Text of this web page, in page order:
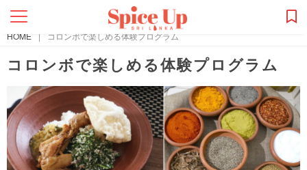
HOME | コロンボで楽しめる体験プログラム
コロンボで楽しめる体験プログラム